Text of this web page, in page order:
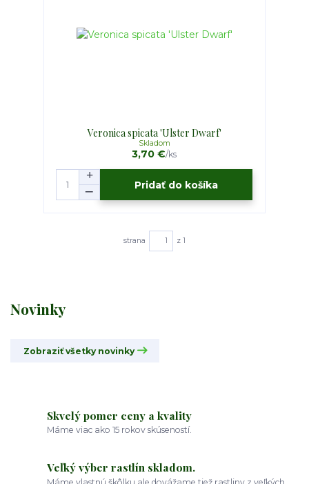
Novinky
Zobraziť všetky novinky
Veronica spicata 'Ulster Dwarf'
3,70 €/ks
Skladom
Pridať do košíka
strana z 1
Skvelý pomer ceny a kvality
Máme viac ako 15 rokov skúseností.
Veľký výber rastlín skladom.